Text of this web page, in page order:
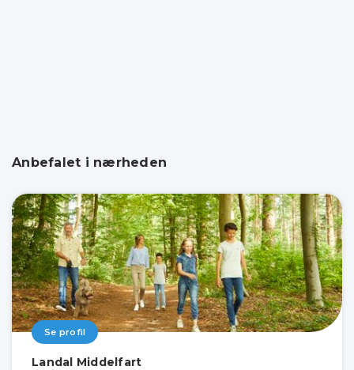
Anbefalet i nærheden
Se profil
Landal Middelfart